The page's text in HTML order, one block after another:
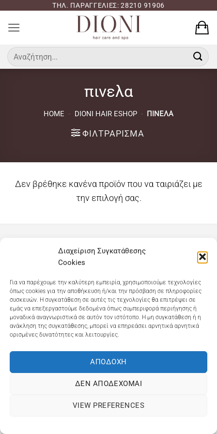
Διαχείριση Συγκατάθεσης
Cookies
Για να παρέχουμε την καλύτερη εμπειρία, χρησιμοποιούμε τεχνολογίες
όπως cookies για την αποθήκευση ή/και την πρόσβαση σε πληροφορίες
συσκευών. Η συγκατάθεση σε αυτές τις τεχνολογίες θα επιτρέψει σε
εμάς να επεξεργαστούμε δεδομένα όπως συμπεριφορά περιήγησης ή
μοναδικά αναγνωριστικά σε αυτόν τον ιστότοπο. Η μη συγκατάθεση ή η
ανάκληση της συγκατάθεσης, μπορεί να επηρεάσει αρνητικά αρνητικά
ορισμένες δυνατότητες και λειτουργίες.
ΑΠΟΔΟΧΉ
ΔΕΝ ΑΠΟΔΈΧΟΜΑΙ
VIEW PREFERENCES
περιεχόμενο
ΤΗΛ. ΠΑΡΑΓΓΕΛΙΕΣ: 28210 91906
Αναζήτηση
για:
πινελα
HOME - DIONI HAIR ESHOP - ΠΙΝΕΛΑ
ΦΙΛΤΡΆΡΙΣΜΑ
Δεν βρέθηκε κανένα προϊόν που να ταιριάζει με
την επιλογή σας.
Dioni Hair Care , Ζυμβρακάκηδων 33
Visa MasterCard
Cash
On
Delivery
Bank
Transfer
Google
Wallet
ΤΡΟΠΟΙ ΠΛΗΡΩΜΗΣ
ΠΟΛΙΤΙΚΉ ΕΠΙΣΤΡΟΦΏΝ
ΓΕΜΗ: 073757158000 - ΑΦΜ: 067139225 ΔΟΥ:ΧΑΝΙΩΝ
Engine